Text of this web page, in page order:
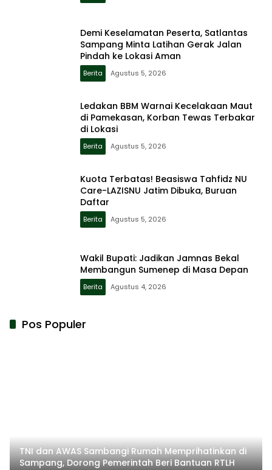
Demi Keselamatan Peserta, Satlantas
Sampang Minta Latihan Gerak Jalan
Pindah ke Lokasi Aman
Berita Agustus 5, 2026
Ledakan BBM Warnai Kecelakaan Maut
di Pamekasan, Korban Tewas Terbakar
di Lokasi
Berita Agustus 5, 2026
Kuota Terbatas! Beasiswa Tahfidz NU
Care-LAZISNU Jatim Dibuka, Buruan
Daftar
Berita Agustus 5, 2026
Wakil Bupati: Jadikan Jamnas Bekal
Membangun Sumenep di Masa Depan
Berita Agustus 4, 2026
Pos Populer
TNI dan AWAS Sambangi Rumah Memprihatinkan di
Sampang, Dorong Pemerintah Beri Bantuan RTLH